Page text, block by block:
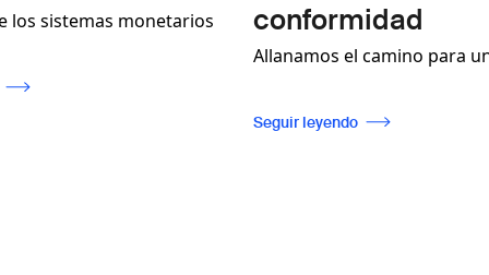
no
conformidad
Allanamos el camino para una regulación
cumplimiento de las normas